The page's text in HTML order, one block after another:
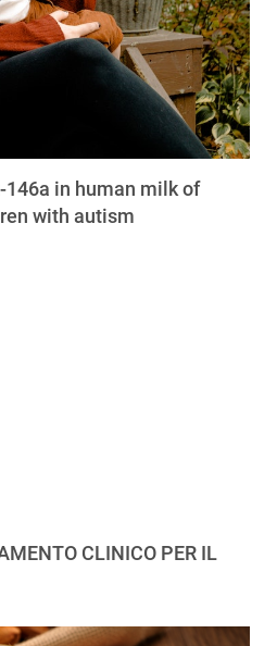
in human milk of
with autism
CLINICO PER IL